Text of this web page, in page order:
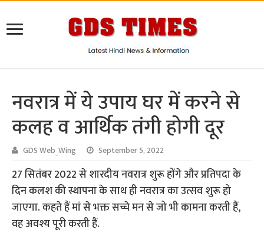
नवरात्र में ये उपाय घर में करने से
कलह व आर्थिक तंगी होगी दूर
GDS Web_Wing September 5, 2022
27 सितंबर 2022 से शारदीय नवरात्र शुरू होंगे और प्रतिपदा के
दिन कलश की स्थापना के साथ ही नवरात्र का उत्सव शुरू हो
जाएगा. कहते हैं मां से भक्त सच्चे मन से जो भी कामना करती हैं,
वह अवश्य पूरी करती हैं.